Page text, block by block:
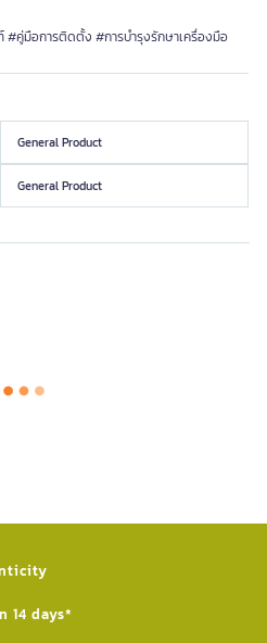
มือการติดตั้ง #การบำรุงรักษาเครื่องมือ
General Product
General Product
14 days*